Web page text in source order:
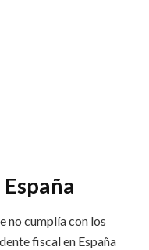
no cumplía con los
fiscal en España